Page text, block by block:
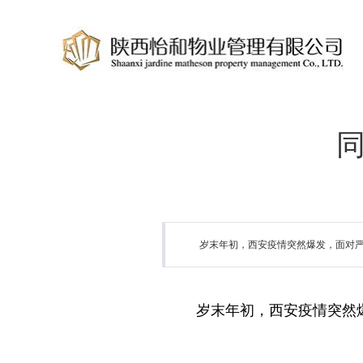
岁末年初，西安疫情突然爆发，面对严
岁末年初，西安疫情突然